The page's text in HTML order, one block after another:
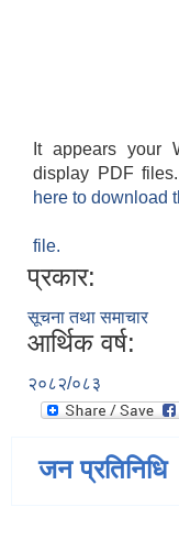
It appears your
display PDF files.
here to download
file.
प्रकार:
सूचना तथा समाचार
आर्थिक वर्ष:
२०८२/०८३
जन प्रतिनिधि